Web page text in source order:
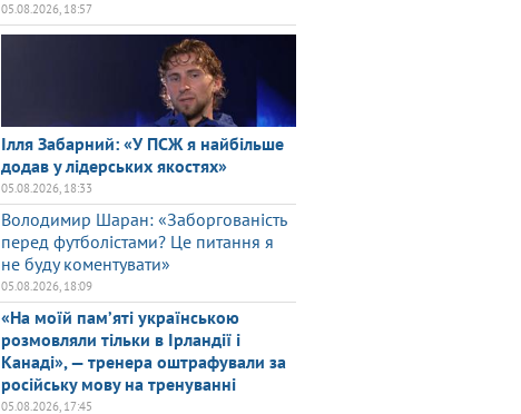
05.08.2026, 18:57
Ілля Забарний: «У ПСЖ я найбільше
додав у лідерських якостях»
05.08.2026, 18:33
Володимир Шаран: «Заборгованість
перед футболістами? Це питання я
не буду коментувати»
05.08.2026, 18:09
«На моїй памʼяті українською
розмовляли тільки в Ірландії і
Канаді», — тренера оштрафували за
російську мову на тренуванні
05.08.2026, 17:45